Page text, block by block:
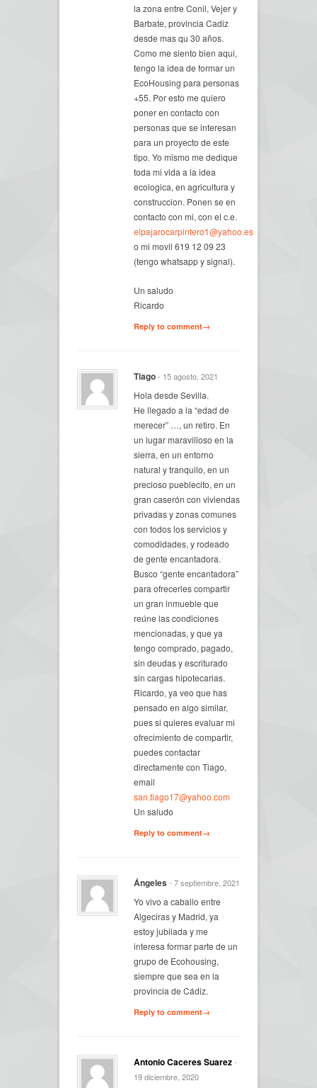
la zona entre Conil, Vejer y
Barbate, provincia Cadiz
desde mas qu 30 años.
Como me siento bien aqui,
tengo la idea de formar un
EcoHousing para personas
+55. Por esto me quiero
poner en contacto con
personas que se interesan
para un proyecto de este
tipo. Yo mismo me dedique
toda mi vida a la idea
ecologica, en agricultura y
construccion. Ponen se en
contacto con mi, con el c.e.
elpajarocarpintero1@yahoo.es
o mi movil 619 12 09 23
(tengo whatsapp y signal).
Un saludo
Ricardo
Reply to comment→
Tiago- 15 agosto, 2021
Hola desde Sevilla.
He llegado a la “edad de
merecer” …, un retiro. En
un lugar maravilloso en la
sierra, en un entorno
natural y tranquilo, en un
precioso pueblecito, en un
gran caserón con viviendas
privadas y zonas comunes
con todos los servicios y
comodidades, y rodeado
de gente encantadora.
Busco “gente encantadora”
para ofrecerles compartir
un gran inmueble que
reúne las condiciones
mencionadas, y que ya
tengo comprado, pagado,
sin deudas y escriturado
sin cargas hipotecarias.
Ricardo, ya veo que has
pensado en algo similar,
pues si quieres evaluar mi
ofrecimiento de compartir,
puedes contactar
directamente con Tiago,
email
san.tiago17@yahoo.com
Un saludo
Reply to comment→
Ángeles - 7 septiembre, 2021
Yo vivo a caballo entre
Algeciras y Madrid, ya
estoy jubilada y me
interesa formar parte de un
grupo de Ecohousing,
siempre que sea en la
provincia de Cádiz.
Reply to comment→
Antonio Caceres Suarez-
19 diciembre, 2020